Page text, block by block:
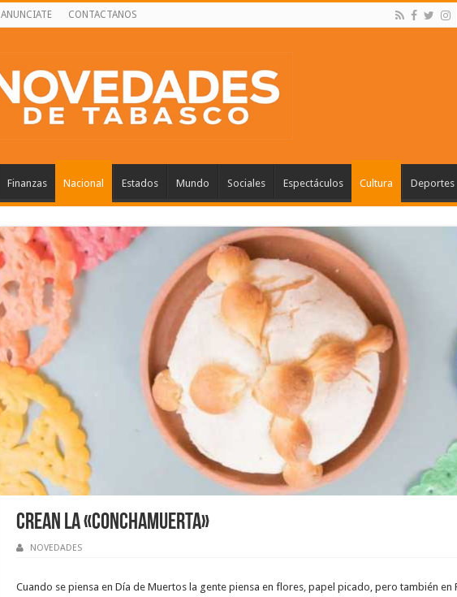
ANUNCIATE CONTACTANOS
Finanzas Nacional Estados Mundo Sociales Espectáculos Cultura Deportes
Crean la «conchamuerta»
NOVEDADES
Cuando se piensa en Día de Muertos la gente piensa en flores, papel picado, pero también en